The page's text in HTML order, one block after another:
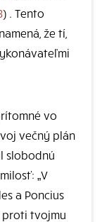
) . Tento
že tí,
vo
večný plán
slobodnú
„V
a Poncius
proti tvojmu